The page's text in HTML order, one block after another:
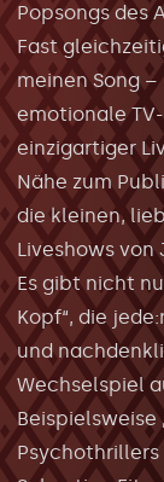
Popsongs des
Fast
meinen Song –
emotionale
einzigartiger
Nähe zum
die kleinen,
Liveshows von
Es gibt nicht
Kopf“, die
und
Wechselspiel
Beispielsweise